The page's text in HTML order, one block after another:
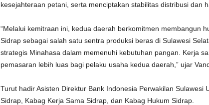
kesejahteraan petani, serta menciptakan stabilitas distribusi dan
“Melalui kemitraan ini, kedua daerah berkomitmen membangun
Sidrap sebagai salah satu sentra produksi beras di Sulawesi
strategis Minahasa dalam memenuhi kebutuhan pangan. Kerja
pemasaran lebih luas bagi pelaku usaha kedua daerah,” ujar
Turut hadir Asisten Direktur Bank Indonesia Perwakilan Sulawesi
Sidrap, Kabag Kerja Sama Sidrap, dan Kabag Hukum Sidrap.